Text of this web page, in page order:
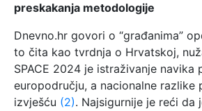
preskakanja metodologije
Dnevno.hr govori o “građanima”
to čita kao tvrdnja o Hrvatskoj,
SPACE 2024 je istraživanje navika
europodručju, a nacionalne razlike
izvješću (2). Najsigurnije je reći da